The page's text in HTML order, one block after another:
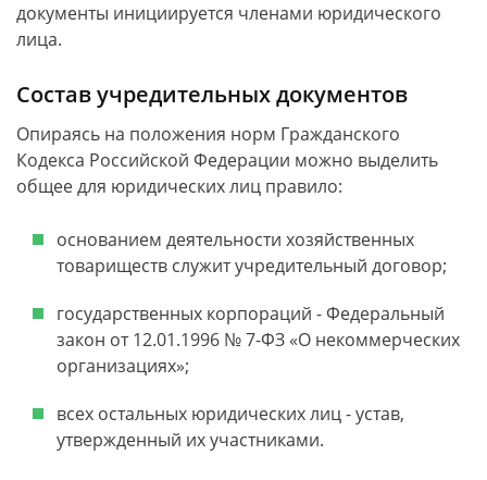
документы инициируется членами юридического
лица.
Состав учредительных документов
Опираясь на положения норм Гражданского
Кодекса Российской Федерации можно выделить
общее для юридических лиц правило:
основанием деятельности хозяйственных
товариществ служит учредительный договор;
государственных корпораций - Федеральный
закон от 12.01.1996 № 7-ФЗ «О некоммерческих
организациях»;
всех остальных юридических лиц - устав,
утвержденный их участниками.